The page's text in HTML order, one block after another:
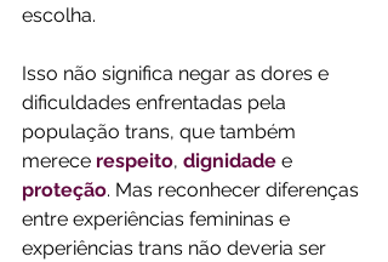
escolha.
Isso não significa negar as dores e
dificuldades enfrentadas pela
população trans, que também
merece respeito, dignidade e
proteção. Mas reconhecer diferenças
entre experiências femininas e
experiências trans não deveria ser